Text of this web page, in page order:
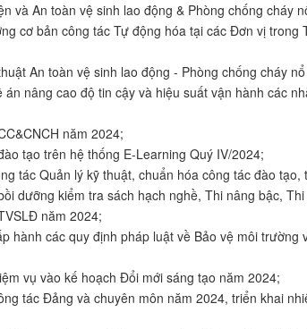
và An toàn vệ sinh lao động & Phòng chống cháy
cơ bản công tác Tự động hóa tại các Đơn vị trong
An toàn vệ sinh lao động - Phòng chống cháy
nâng cao độ tin cậy và hiệu suất vận hành các
năm 2024;
tạo trên hệ thống E-Learning Quý IV/2024;
tác Quản lý kỹ thuật, chuẩn hóa công tác đào tạo,
dưỡng kiểm tra sách hạch nghề, Thi nâng bậc,
năm 2024;
hành các quy định pháp luật về Bảo vệ môi trường
vụ vào kế hoạch Đổi mới sáng tạo năm 2024;
tác Đảng và chuyên môn năm 2024, triển khai